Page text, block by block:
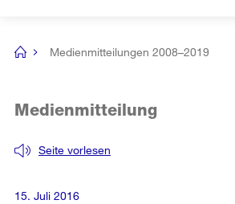
Navigation
[no
Medienmitteilungen 2008–2019
Seite vorlesen
Medienmitteilung
15. Juli 2016